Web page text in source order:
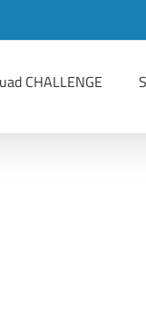
CHALLENGE